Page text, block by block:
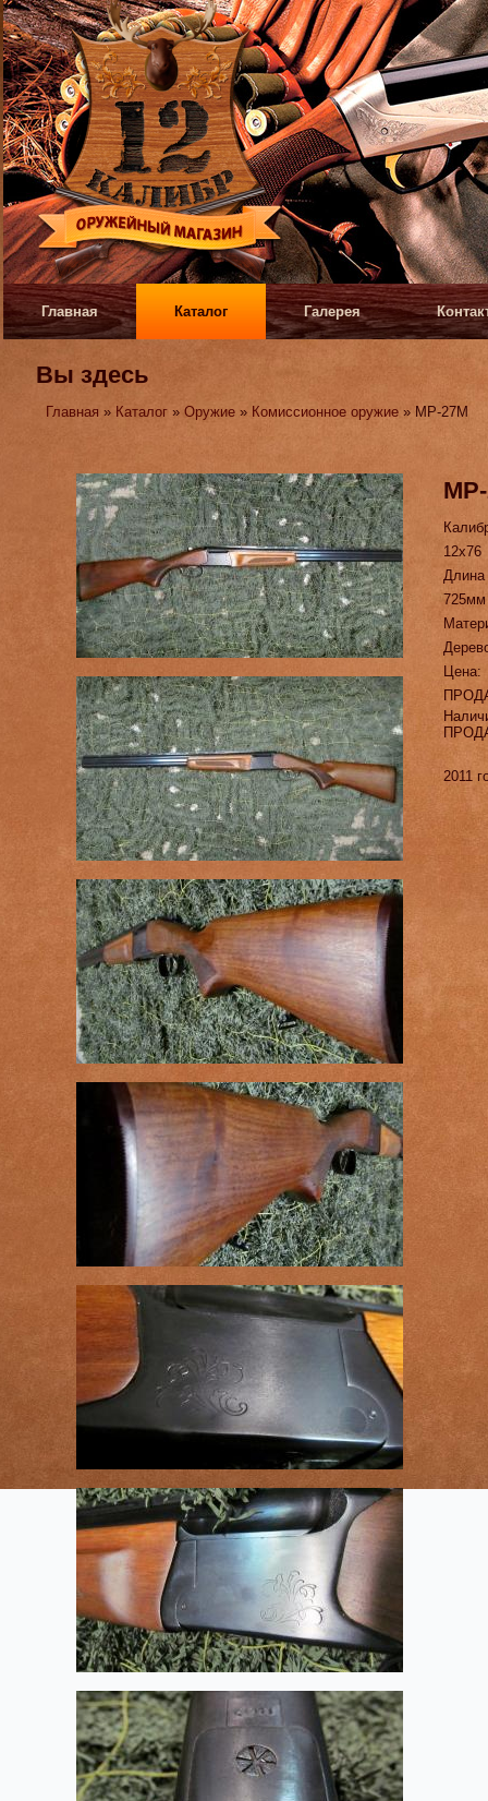
Главная Каталог Галерея
Вы здесь
Главная » Каталог »Оружие » Комиссионное оружие » МР-27М
12х76
725мм
Цена:
2011